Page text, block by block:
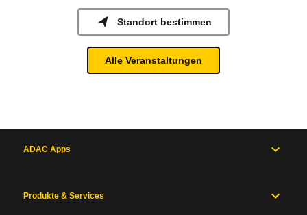
Standort bestimmen
Alle Veranstaltungen
ADAC Apps
Produkte & Services